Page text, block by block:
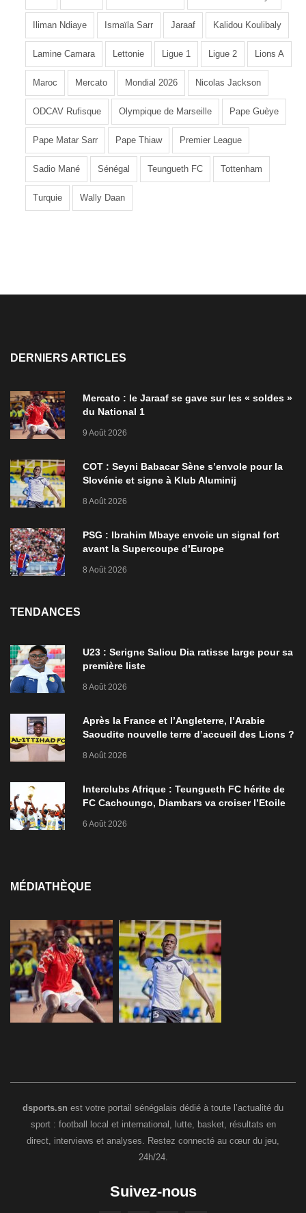
Iliman Ndiaye Ismaïla Sarr Jaraaf Kalidou Koulibaly
Lamine Camara Lettonie Ligue 1 Ligue 2 Lions A
Maroc Mercato Mondial 2026 Nicolas Jackson
ODCAV Rufisque Olympique de Marseille Pape Guèye
Pape Matar Sarr Pape Thiaw Premier League
Sadio Mané Sénégal Teungueth FC Tottenham
Turquie Wally Daan
DERNIERS ARTICLES
Mercato : le Jaraaf se gave sur les « soldes »
du National 1
9 Août 2026
COT : Seyni Babacar Sène s’envole pour la
Slovénie et signe à Klub Aluminij
8 Août 2026
PSG : Ibrahim Mbaye envoie un signal fort
avant la Supercoupe d’Europe
8 Août 2026
TENDANCES
U23 : Serigne Saliou Dia ratisse large pour sa
première liste
8 Août 2026
Après la France et l’Angleterre, l’Arabie
Saoudite nouvelle terre d’accueil des Lions ?
8 Août 2026
Interclubs Afrique : Teungueth FC hérite de
FC Cachoungo, Diambars va croiser l’Etoile
6 Août 2026
MÉDIATHÈQUE
dsports.sn est votre portail sénégalais dédié à toute l’actualité du
sport : football local et international, lutte, basket, résultats en
direct, interviews et analyses. Restez connecté au cœur du jeu,
24h/24.
Suivez-nous